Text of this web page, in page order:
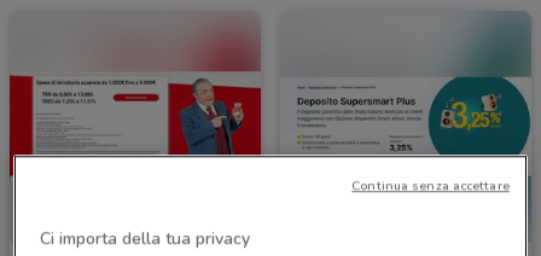
Ci importa della tua privacy
Continua senza accettare